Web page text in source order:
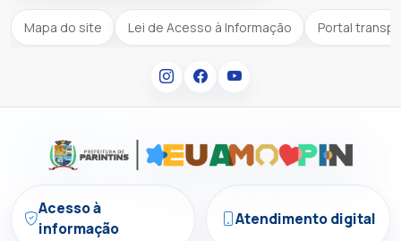
Mapa do site Lei de Acesso à Informação Portal
Acesso à
informação
Atendimento digital